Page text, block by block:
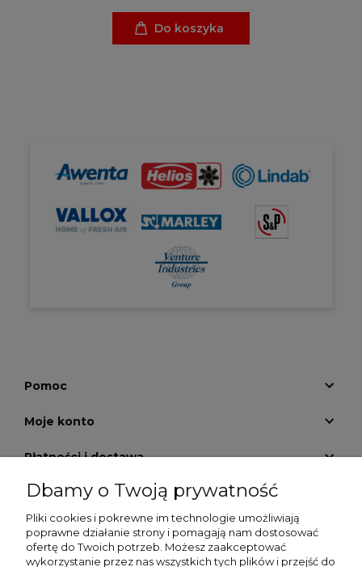
Do koszyka
Pomoc
Moje konto
Płatności i dostawa
Informacje
O nas
GALERIA KRATEK
Dbamy o Twoją prywatność
Pliki cookies i pokrewne im technologie umożliwiają
poprawne działanie strony i pomagają nam dostosować
ofertę do Twoich potrzeb. Możesz zaakceptować
wykorzystanie przez nas wszystkich tych plików i przejść do